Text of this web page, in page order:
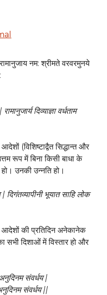
नम: श्रीमते वरवरमुनये
दिव्याज्ञा वर्धताम
(विशिष्टाद्वैत सिद्धान्त और
रूप में बिना किसी बाधा के
उनकी उन्नति हो।
| दिगंतव्यापीनी भूयात साहि लोक
आदेशों की प्रतिदिन अनेकानेक
सभी दिशाओं में विस्तार हो और
संवर्धय|
संवर्धय||